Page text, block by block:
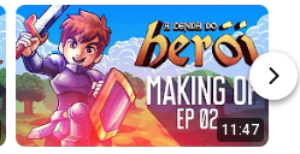
11:47